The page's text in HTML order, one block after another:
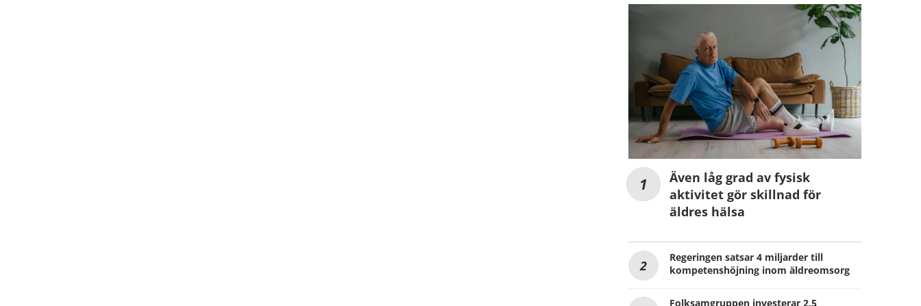
Även låg grad av fysisk
aktivitet gör skillnad för
äldres hälsa
Regeringen satsar 4 miljarder till
kompetenshöjning inom äldreomsorg
Folksamgruppen investerar 2,5